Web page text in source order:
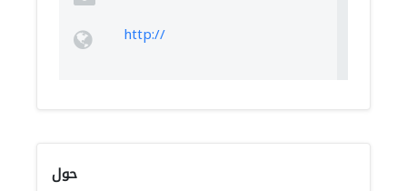
http://
حول